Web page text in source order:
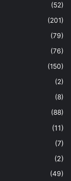
(52)
(201)
(79)
(76)
(150)
(2)
(8)
(88)
(11)
(7)
(2)
(49)